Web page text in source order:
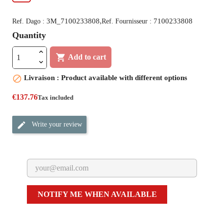
Ref. Dago : 3M_7100233808,Ref. Fournisseur : 7100233808
Quantity
 Add to cart
 Livraison : Product available with different options
€137.76Tax included
Write your review
NOTIFY ME WHEN AVAILABLE